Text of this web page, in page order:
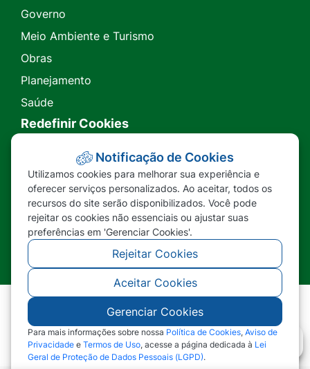
Governo
Meio Ambiente e Turismo
Obras
Planejamento
Saúde
Redefinir Cookies
Transparência
Ouvidoria
SIC
©2026 - Prefeitura Municipal de Nova Lacerda -
MT - Todos os direitos reservados
Notificação de Cookies
Utilizamos cookies para melhorar sua experiência e
oferecer serviços personalizados. Ao aceitar, todos os
recursos do site serão disponibilizados. Você pode
rejeitar os cookies não essenciais ou ajustar suas
preferências em 'Gerenciar Cookies'.
Rejeitar Cookies
Aceitar Cookies
Gerenciar Cookies
Para mais informações sobre nossa Política de Cookies, Aviso de
Privacidade e Termos de Uso, acesse a página dedicada à Lei
Geral de Proteção de Dados Pessoais (LGPD).